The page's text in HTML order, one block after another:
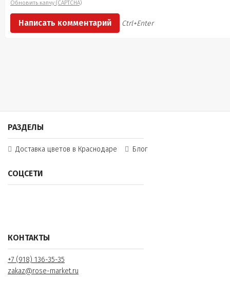
Обновить капчу (CAPTCHA)
Ctrl+Enter
КОНТАКТЫ
+7 (918) 136-35-35
zakaz@rose-market.ru
РАЗДЕЛЫ
Доставка цветов в Краснодаре Блог
СОЦСЕТИ